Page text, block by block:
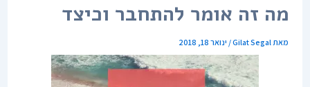
מה זה אומר להתחבר וכיצד
מאתGilat Segal
/ ינואר 18, 2018